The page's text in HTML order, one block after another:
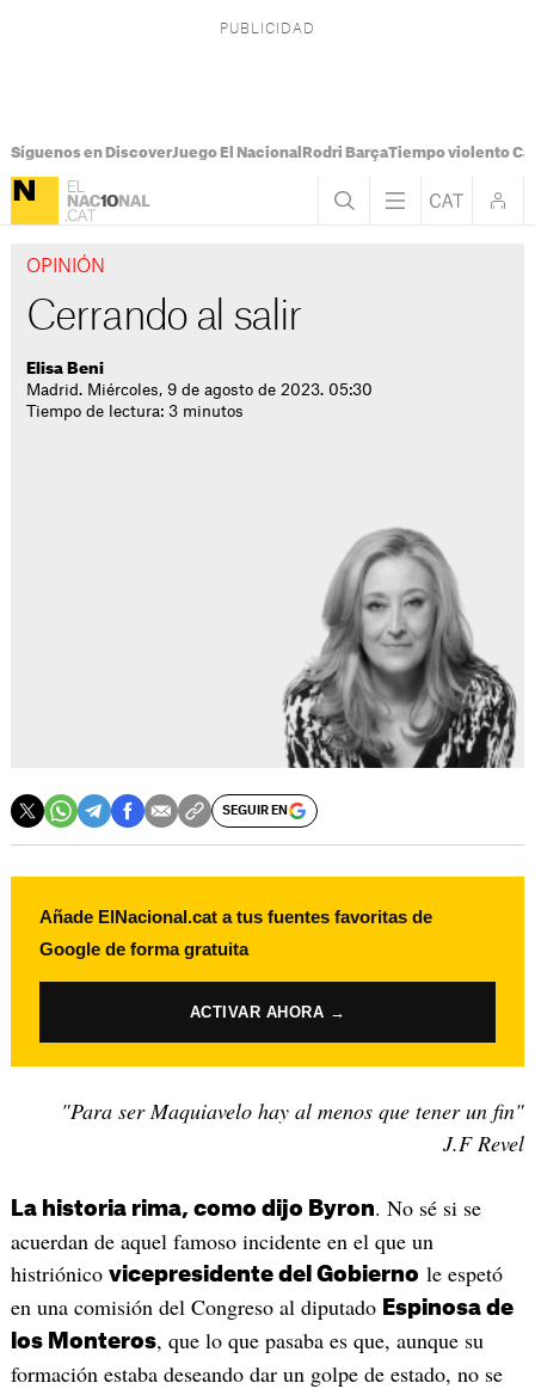
Síguenos en DiscoverJuego El Nacional Rodri BarçaTiempo violento
OPINIÓN
Cerrando al salir
Elisa Beni
Madrid. Miércoles, 9 de agosto de 2023. 05:30
Tiempo de lectura: 3 minutos
SEGUIR EN
Añade ElNacional.cat a tus fuentes favoritas de
Google de forma gratuita
ACTIVAR AHORA →
"Para ser Maquiavelo hay al menos que tener un fin"
J.F Revel
La historia rima, como dijo Byron. No sé si se
acuerdan de aquel famoso incidente en el que un
histriónico vicepresidente del Gobierno le espetó
en una comisión del Congreso al diputado Espinosa de
los Monteros, que lo que pasaba es que, aunque su
formación estaba deseando dar un golpe de estado, no se